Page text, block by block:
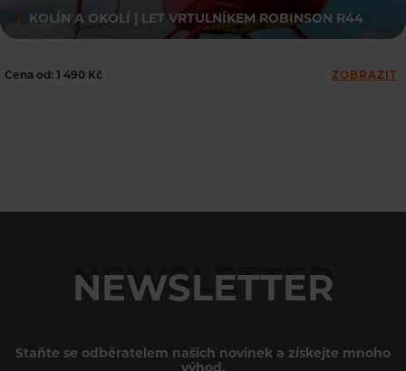
KOLÍN A OKOLÍ | LET VRTULNÍKEM ROBINSON R44
Cena od: 1 490 Kč ZOBRAZIT
NEWSLETTER
Staňte se odběratelem našich novinek a získejte mnoho
výhod.